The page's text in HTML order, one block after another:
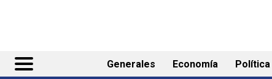
Generales Economía Política